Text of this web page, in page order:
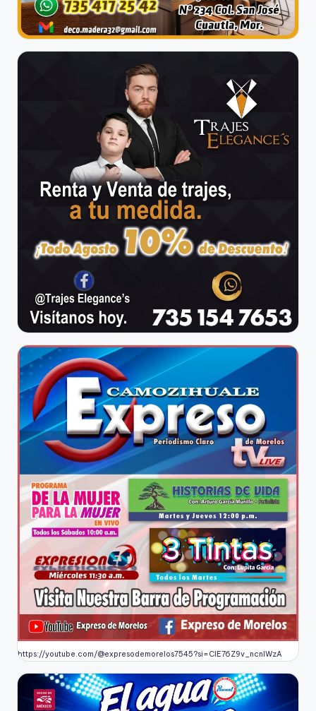
https://youtube.com/@expresodemorelos7545?si=CIE76Z9v_ncnlWzA